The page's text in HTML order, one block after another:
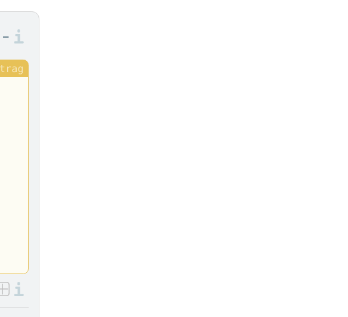
–
bewerten
positiv bewerten